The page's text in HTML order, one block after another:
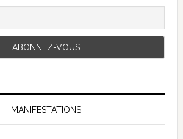
MANIFESTATIONS